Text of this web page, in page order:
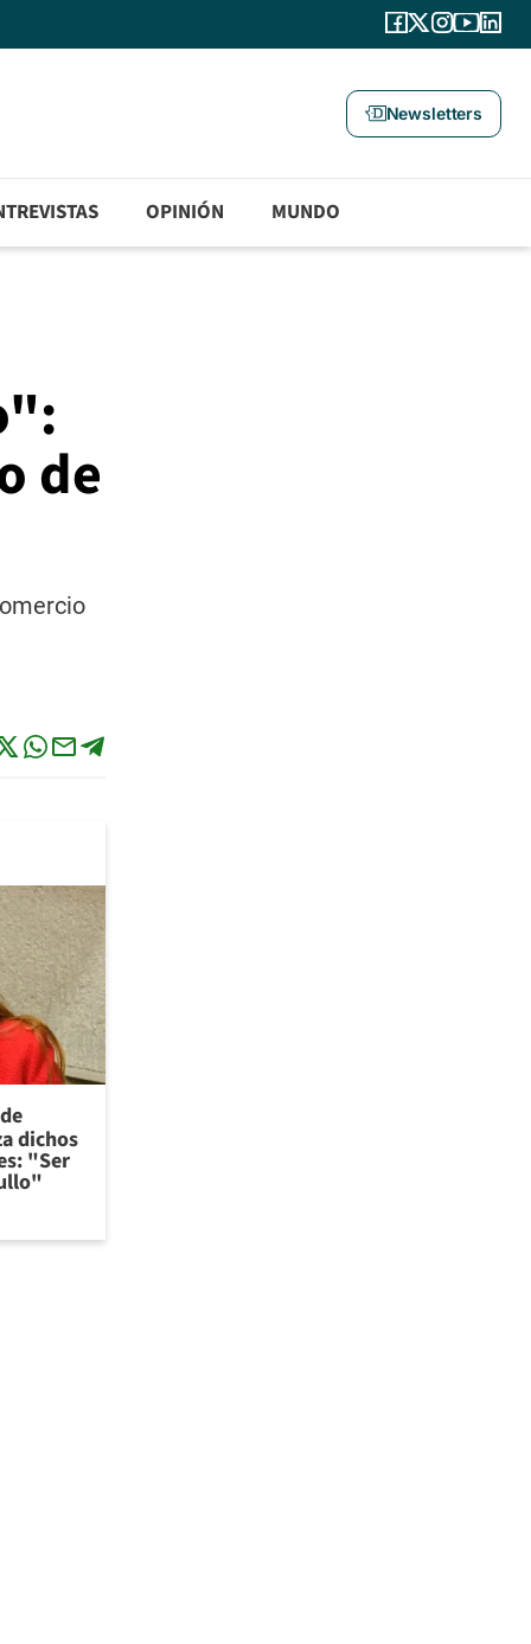
Newsletters
OPINIÓN MUNDO
de
dichos
"Ser